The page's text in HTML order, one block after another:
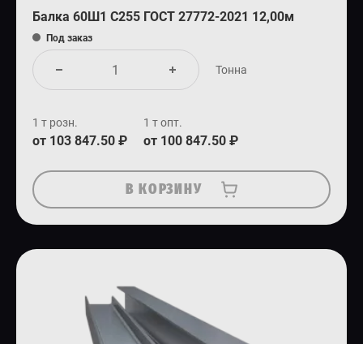
Балка 60Ш1 С255 ГОСТ 27772-2021 12,00м
Под заказ
Тонна
1 т розн.
от 103 847.50 ₽
1 т опт.
от 100 847.50 ₽
В КОРЗИНУ